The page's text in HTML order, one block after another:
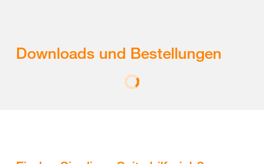
Downloads und Bestellungen